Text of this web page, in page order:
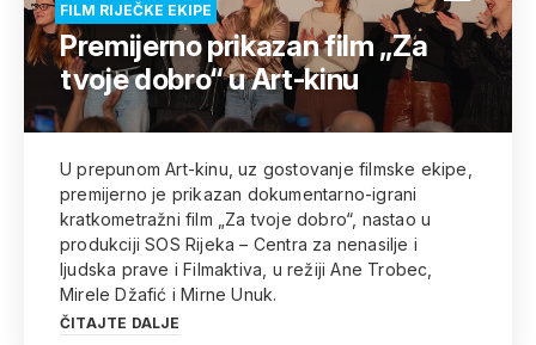
FILM RIJEČKE EKIPE
Premijerno prikazan film „Za
tvoje dobro“ u Art-kinu
U prepunom Art-kinu, uz gostovanje filmske ekipe,
premijerno je prikazan dokumentarno-igrani
kratkometražni film „Za tvoje dobro“, nastao u
produkciji SOS Rijeka – Centra za nenasilje i
ljudska prave i Filmaktiva, u režiji Ane Trobec,
Mirele Džafić i Mirne Unuk.
ČITAJTE DALJE